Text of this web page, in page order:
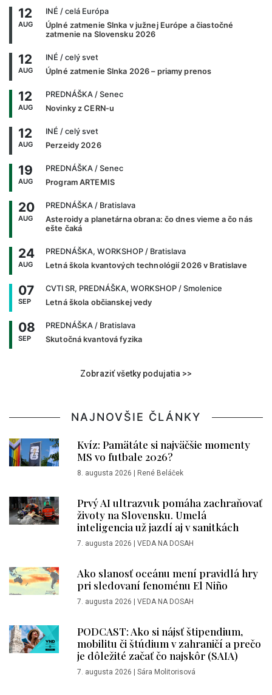
12
AUG
INÉ / celá Európa
Úplné zatmenie Slnka v južnej Európe a čiastočné
zatmenie na Slovensku 2026
12
AUG
INÉ / celý svet
Úplné zatmenie Slnka 2026 – priamy prenos
12
AUG
PREDNÁŠKA / Senec
Novinky z CERN-u
12
AUG
INÉ / celý svet
Perzeidy 2026
19
AUG
PREDNÁŠKA / Senec
Program ARTEMIS
20
AUG
PREDNÁŠKA / Bratislava
Asteroidy a planetárna obrana: čo dnes vieme a čo nás
ešte čaká
24
AUG
PREDNÁŠKA, WORKSHOP / Bratislava
Letná škola kvantových technológií 2026 v Bratislave
07
SEP
CVTI SR, PREDNÁŠKA, WORKSHOP / Smolenice
Letná škola občianskej vedy
08
SEP
PREDNÁŠKA / Bratislava
Skutočná kvantová fyzika
Zobraziť všetky podujatia >>
NAJNOVŠIE ČLÁNKY
Kvíz: Pamätáte si najväčšie momenty
MS vo futbale 2026?
8. augusta 2026 | René Beláček
Prvý AI ultrazvuk pomáha zachraňovať
životy na Slovensku. Umelá
inteligencia už jazdí aj v sanitkách
7. augusta 2026 | VEDA NA DOSAH
Ako slanosť oceánu mení pravidlá hry
pri sledovaní fenoménu El Niño
7. augusta 2026 | VEDA NA DOSAH
PODCAST: Ako si nájsť štipendium,
mobilitu či štúdium v zahraničí a prečo
je dôležité začať čo najskôr (SAIA)
7. augusta 2026 | Sára Molitorisová